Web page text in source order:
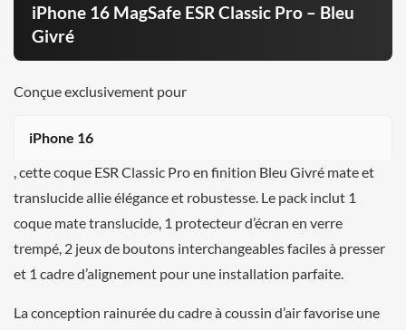
iPhone 16 MagSafe ESR Classic Pro – Bleu
Givré
Conçue exclusivement pour
iPhone 16
, cette coque ESR Classic Pro en finition Bleu Givré mate et
translucide allie élégance et robustesse. Le pack inclut 1
coque mate translucide, 1 protecteur d’écran en verre
trempé, 2 jeux de boutons interchangeables faciles à presser
et 1 cadre d’alignement pour une installation parfaite.
La conception rainurée du cadre à coussin d’air favorise une